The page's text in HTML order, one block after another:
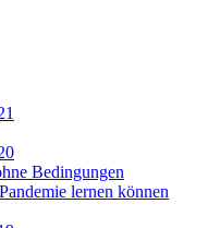
Bedingungen
lernen können